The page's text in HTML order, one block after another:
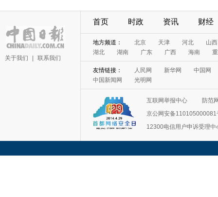
关于我们 联系我们
首页 时政 资讯 财经
地方频道： 北京 天津 河北
山西
湖北
湖南 广东 广西 海南
友情链接： 人民网 新华网
中国网
中国新闻网
光明网
互联网举报中心
防范
京公网安备110105000081
12300电信用户申诉受理中